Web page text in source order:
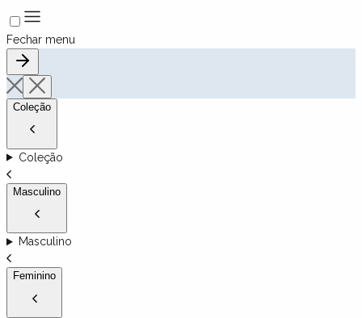
Fechar menu
Coleção
Coleção
Masculino
Masculino
Feminino